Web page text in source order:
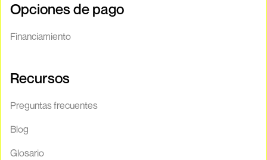
Opciones de pago
Financiamiento
Recursos
Preguntas frecuentes
Blog
Glosario